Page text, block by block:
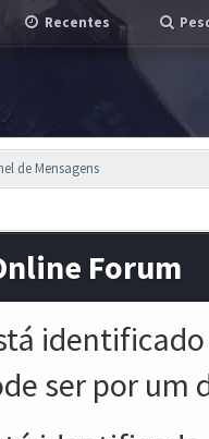
Recentes
de Mensagens
Forum
ser por um